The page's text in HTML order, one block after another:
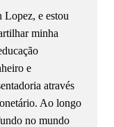
Lopez, e estou
minha
e
através
Ao longo
no mundo